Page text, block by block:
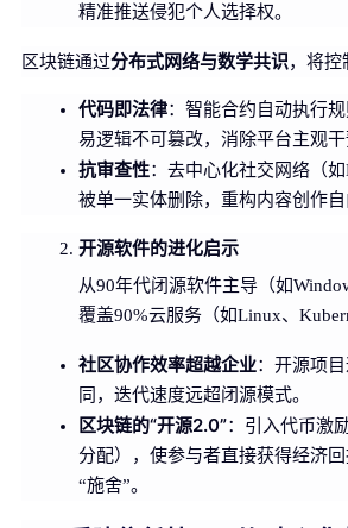
精准推送侵犯个人选择权。
区块链通过分布式网络与数学共识，将控
代码即法律：智能合约自动执行
易逻辑不可篡改，消除平台主观干
抗审查性：去中心化社交网络（
被单一实体删除，重构内容创作自
开源软件的进化启示
从90年代闭源软件主导（如
覆盖90%云服务（如Linux、
社区协作效率超越企业：开源项
同，迭代速度远超闭源模式。
区块链的“开源2.0”：引入代币激
分配），使参与者直接获得经济
“施舍”。